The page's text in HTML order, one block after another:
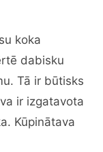
koka
dabisku
Tā ir būtisks
ir izgatavota
Kūpinātava